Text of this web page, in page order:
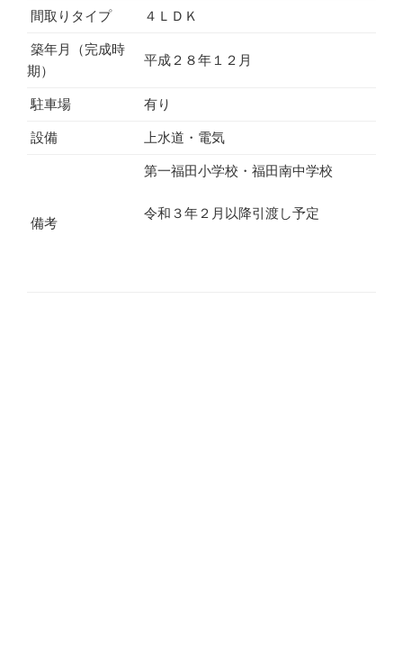
間取りタイプ ４ＬＤＫ
築年月（完成時
期）
平成２８年１２月
駐車場 有り
設備 上水道・電気
備考
第一福田小学校・福田南中学校
令和３年２月以降引渡し予定